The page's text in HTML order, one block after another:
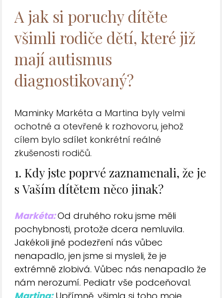
A jak si poruchy dítěte
všimli rodiče dětí, které již
mají autismus
diagnostikovaný?
Maminky Markéta a Martina byly velmi
ochotné a otevřené k rozhovoru, jehož
cílem bylo sdílet konkrétní reálné
zkušenosti rodičů.
1. Kdy jste poprvé zaznamenali, že je
s Vaším dítětem něco jinak?
Markéta:Od druhého roku jsme měli
pochybnosti, protože dcera nemluvila.
Jakékoli jiné podezření nás vůbec
nenapadlo, jen jsme si mysleli, že je
extrémně zlobivá. Vůbec nás nenapadlo že
nám nerozumí. Pediatr vše podceňoval.